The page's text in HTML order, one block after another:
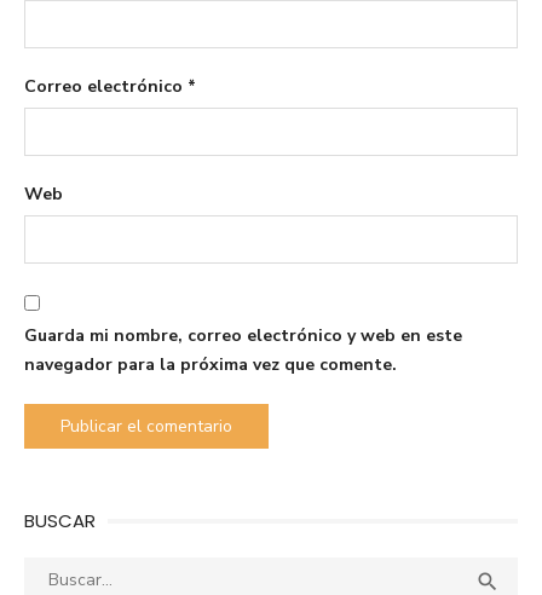
Correo electrónico *
Web
Guarda mi nombre, correo electrónico y web en este
navegador para la próxima vez que comente.
BUSCAR
Buscar: 